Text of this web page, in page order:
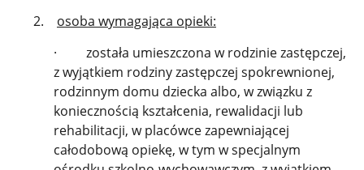
2. osoba wymagająca opieki:
· została umieszczona w rodzinie zastępczej,
z wyjątkiem rodziny zastępczej spokrewnionej,
rodzinnym domu dziecka albo, w związku z
koniecznością kształcenia, rewalidacji lub
rehabilitacji, w placówce zapewniającej
całodobową opiekę, w tym w specjalnym